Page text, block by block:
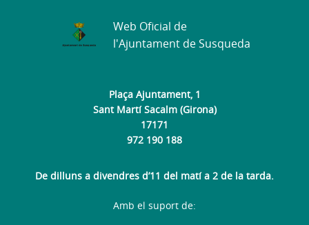
Plaça Ajuntament, 1
Sant Martí Sacalm (Girona)
17171
972 190 188
De dilluns a divendres d’11 del matí a 2 de la tarda.
Web Oficial de
l'Ajuntament de Susqueda
Amb el suport de: